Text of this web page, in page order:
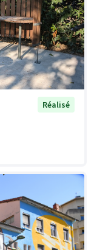
Réalisé